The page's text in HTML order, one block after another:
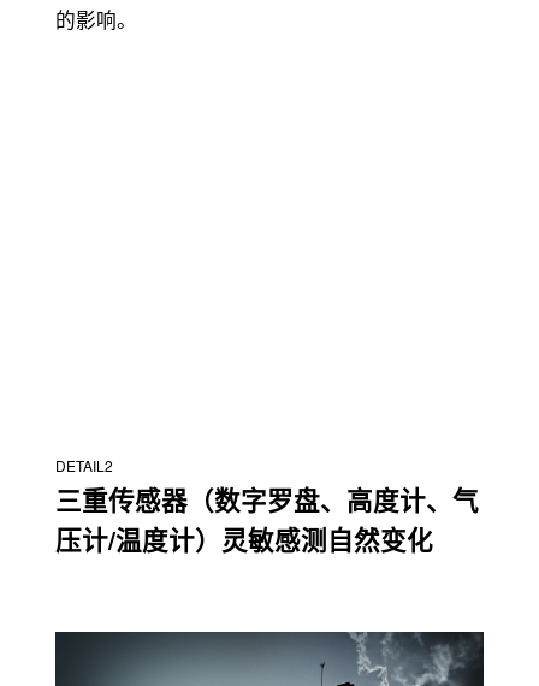
的影响。
DETAIL2
三重传感器（数字罗盘、高度计、气
压计/温度计）灵敏感测自然变化